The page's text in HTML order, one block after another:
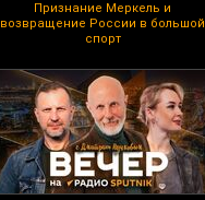
Признание Меркель и
возвращение России в большой
спорт